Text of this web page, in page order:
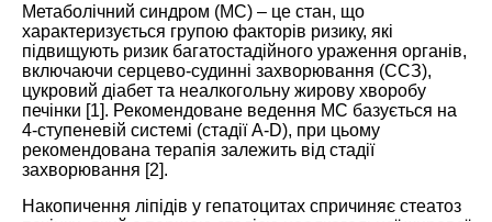
Метаболічний синдром (МС) – це стан, що
характеризується групою факторів ризику, які
підвищують ризик багатостадійного ураження органів,
включаючи серцево-судинні захворювання (ССЗ),
цукровий діабет та неалкогольну жирову хворобу
печінки [1]. Рекомендоване ведення МС базується на
4-ступеневій системі (стадії A-D), при цьому
рекомендована терапія залежить від стадії
захворювання [2].
Накопичення ліпідів у гепатоцитах спричиняє стеатоз